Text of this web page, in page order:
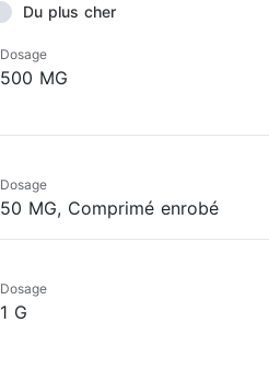
Du plus cher
Dosage
500 MG
Dosage
50 MG, Comprimé enrobé
Dosage
1 G